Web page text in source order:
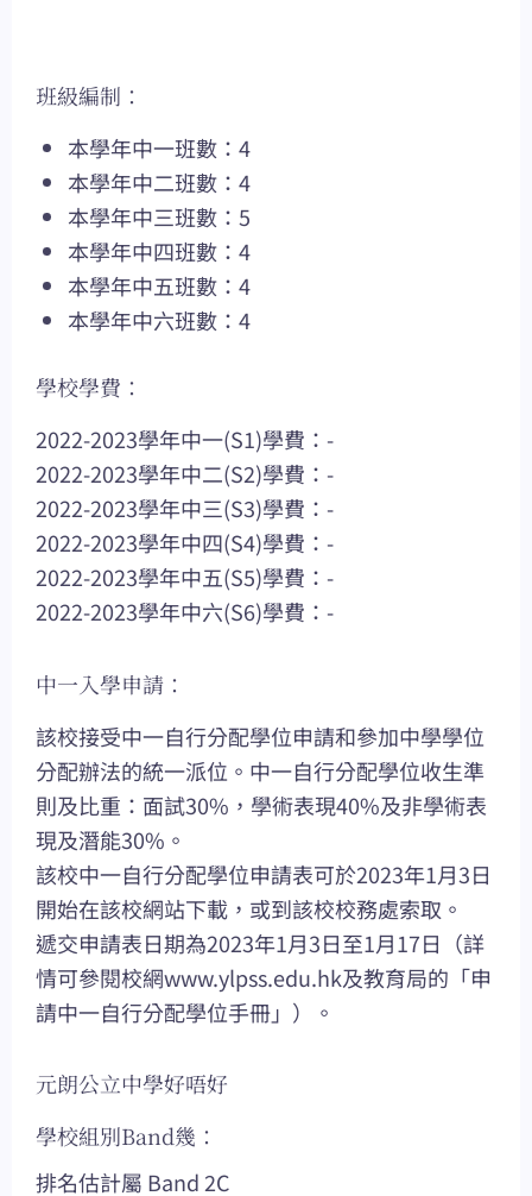
班級編制：
本學年中一班數：4
本學年中二班數：4
本學年中三班數：5
本學年中四班數：4
本學年中五班數：4
本學年中六班數：4
學校學費：
2022-2023學年中一(S1)學費：-
2022-2023學年中二(S2)學費：-
2022-2023學年中三(S3)學費：-
2022-2023學年中四(S4)學費：-
2022-2023學年中五(S5)學費：-
2022-2023學年中六(S6)學費：-
中一入學申請：
該校接受中一自行分配學位申請和參加中學學位
分配辦法的統一派位。中一自行分配學位收生準
則及比重：面試30%，學術表現40%及非學術表
現及潛能30%。
該校中一自行分配學位申請表可於2023年1月3日
開始在該校網站下載，或到該校校務處索取。
遞交申請表日期為2023年1月3日至1月17日（詳
情可參閱校網www.ylpss.edu.hk及教育局的「申
請中一自行分配學位手冊」）。
元朗公立中學好唔好
學校組別Band幾：
排名估計屬 Band 2C